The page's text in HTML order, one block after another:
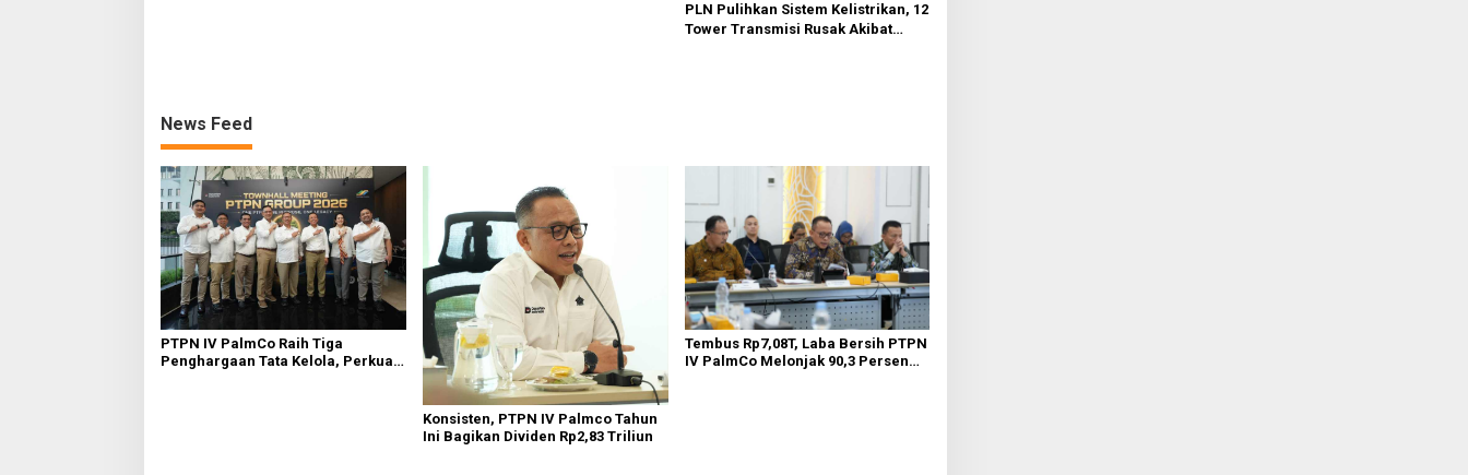
PLN Pulihkan Sistem Kelistrikan, 12
Tower Transmisi Rusak Akibat
News Feed
PTPN IV PalmCo Raih Tiga
Penghargaan Tata Kelola, Perkuat
Konsisten, PTPN IV Palmco Tahun
Ini Bagikan Dividen Rp2,83 Triliun
Tembus Rp7,08T, Laba Bersih PTPN
IV PalmCo Melonjak 90,3 Persen